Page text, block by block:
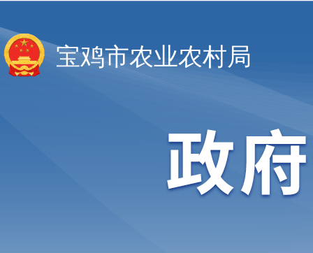
宝鸡市农业农村局